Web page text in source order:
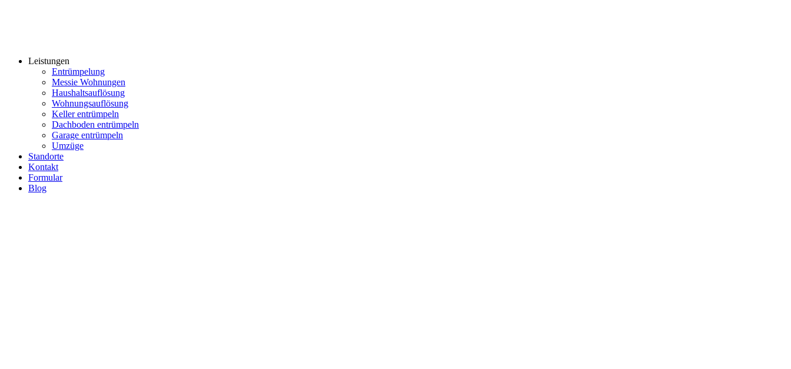
Leistungen
Entrümpelung
Messie Wohnungen
Haushaltsauflösung
Wohnungsauflösung
Keller entrümpeln
Dachboden entrümpeln
Garage entrümpeln
Umzüge
Standorte
Kontakt
Formular
Blog